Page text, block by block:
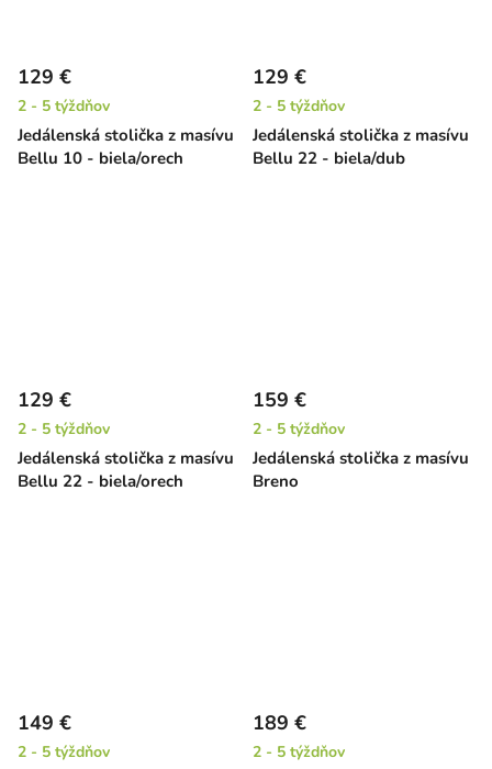
Jedálenská stolička z masívu
Bellu 10 - biela/orech
129 €
2 - 5 týždňov
Jedálenská stolička z masívu
Bellu 22 - biela/dub
129 €
2 - 5 týždňov
Jedálenská stolička z masívu
Bellu 22 - biela/orech
129 €
2 - 5 týždňov
Jedálenská stolička z masívu
Breno
159 €
2 - 5 týždňov
149 €
2 - 5 týždňov
189 €
2 - 5 týždňov